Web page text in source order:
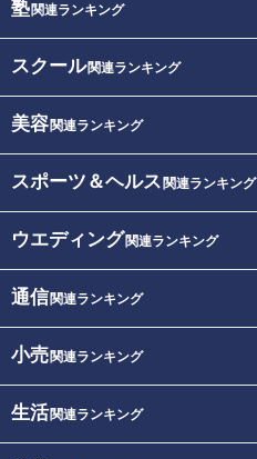
塾関連ランキング
スクール関連ランキング
美容関連ランキング
スポーツ＆ヘルス 関連ランキング
ウエディング関連ランキング
通信関連ランキング
小売関連ランキング
生活関連ランキング